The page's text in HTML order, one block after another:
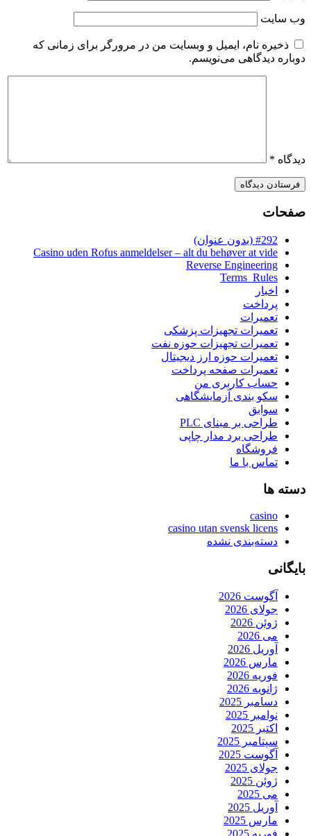
وب‌ سایت
ذخیره نام، ایمیل و وبسایت من در مرورگر برای زمانی که
دوباره دیدگاهی می‌نویسم.
دیدگاه *
صفحات
#292 (بدون عنوان)
Casino uden Rofus anmeldelser – alt du behøver at vide
Reverse Engineering
Terms_Rules
اخبار
پرداخت
تعمیرات
تعمیرات تجهیزات پزشکی
تعمیرات تجهیزات حوزه نفت
تعمیرات حوزه ارز دیجیتال
تعمیرات صفحه پرداخت
حساب کاربری من
سکو بندی آزمایشگاهی
سوابق
طراحی بر مبنای PLC
طراحی برد مدار چاپی
فروشگاه
تماس با ما
دسته ها
casino
casino utan svensk licens
دسته‌بندی نشده
بایگانی
آگوست 2026
جولای 2026
ژوئن 2026
می 2026
آوریل 2026
مارس 2026
فوریه 2026
ژانویه 2026
دسامبر 2025
نوامبر 2025
اکتبر 2025
سپتامبر 2025
آگوست 2025
جولای 2025
ژوئن 2025
می 2025
آوریل 2025
مارس 2025
فوریه 2025